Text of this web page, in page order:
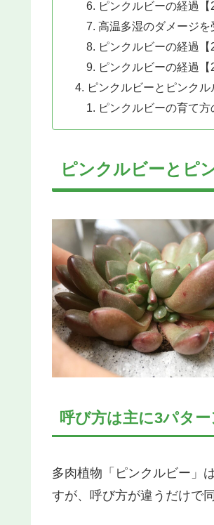
ピンクルビーの経過【
高温多湿のダメージを
ピンクルビーの経過【
ピンクルビーの経過【
ピンクルビーとピンク
ピンクルビーの育て方
ピンクルビーとピ
呼び方は主に3パター
多肉植物「ピンクルビー」
すが、呼び方が違うだけで